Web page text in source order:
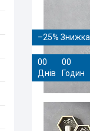
–25%
00
Днів
00
Годин